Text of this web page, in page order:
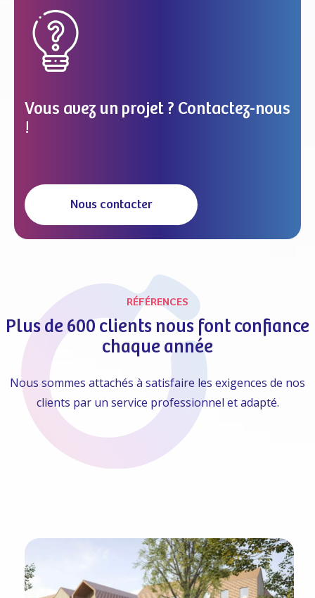
Vous avez un projet ? Contactez-nous
!
Nous contacter
RÉFÉRENCES
Plus de 600 clients nous font confiance
chaque année
Nous sommes attachés à satisfaire les exigences de nos
clients par un service professionnel et adapté.